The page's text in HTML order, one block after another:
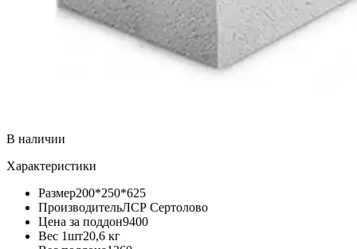
В наличии
Характеристики
Размер200*250*625
ПроизводительЛСР Сертолово
Цена за поддон9400
Вес 1шт20,6 кг